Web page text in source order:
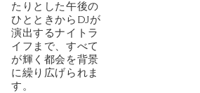
たりとした午後の
ひとときからDJが
演出するナイトラ
イフまで、すべて
が輝く都会を背景
に繰り広げられま
す。